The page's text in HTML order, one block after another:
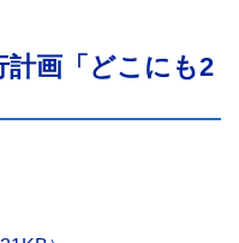
計画「どこにも2